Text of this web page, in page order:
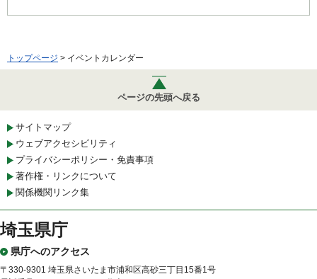
トップページ > イベントカレンダー
ページの先頭へ戻る
サイトマップ
ウェブアクセシビリティ
プライバシーポリシー・免責事項
著作権・リンクについて
関係機関リンク集
埼玉県庁
県庁へのアクセス
〒330-9301 埼玉県さいたま市浦和区高砂三丁目15番1号